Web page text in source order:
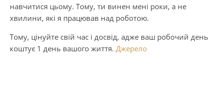
навчитися цьому. Тому, ти винен мені роки, а не
хвилини, які я працював над роботою.
Тому, цінуйте свій час і досвід, адже ваш робочий день
коштує 1 день вашого життя. Джерело